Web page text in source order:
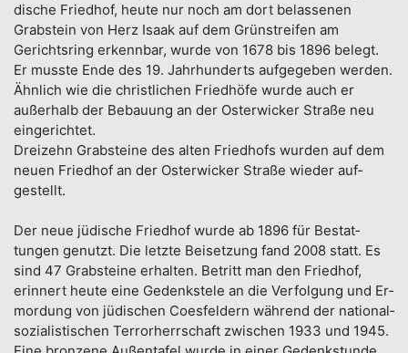
dische Fried­hof, heute nur noch am dort belassenen
Grabstein von Herz Isaak auf dem Grün­strei­fen am
Gerichtsring er­kenn­bar, wurde von 1678 bis 1896 belegt.
Er musste En­de des 19. Jahr­hun­derts auf­ge­ge­ben wer­den.
Ähn­lich wie die christ­lichen Fried­höfe wurde auch er
außer­halb der Be­bauung an der Oster­wicker Stra­ße neu
ein­gerich­tet.
Drei­zehn Grab­steine des al­ten Fried­hofs wur­den auf dem
neuen Fried­hof an der Oster­wicker Stra­ße wieder auf­
gestellt.
Der neue jü­dische Fried­hof wur­de ab 1896 für Be­stat­
tungen ge­nutzt. Die letzte Bei­setzung fand 2008 statt. Es
sind 47 Grab­steine er­halten. Betritt man den Fried­hof,
erinnert heute eine Ge­denk­stele an die Ver­fol­gung und Er­
mor­dung von jü­di­schen Coes­feldern während der national­
so­zialis­tischen Terror­herrschaft zwischen 1933 und 1945.